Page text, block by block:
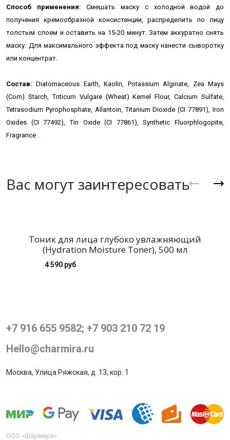
Способ применения:Смешать маску с холоднойводой до
получения кремообразной консистенции, распределить по лицу
толстым слоем и оставить на 15-20 минут. Затем аккуратно снять
маску. Для максимального эффекта под маску нанести сыворотку
или концентрат.
Состав: Diatomaceous Earth, Kaolin, Potassium Alginate, Zea Mays
(Corn) Starch, Triticum Vulgare (Wheat) Kernel Flour, Calcium Sulfate,
Tetrasodium Pyrophosphate, Allantoin, Titanium Dioxide (CI 77891), Iron
Oxides (CI 77492), Tin Oxide (CI 77861), Synthetic Fluorphlogopite,
Fragrance .
Вас могут заинтересовать
Тоник для лица глубоко увлажняющий
(Hydration Moisture Toner), 500 мл
4 590 руб
+7 916 655 9582; +7 903 210 72 19
Hello@charmira.ru
Москва, Улица Ряжская, д. 13, кор. 1
ООО «Шармира»